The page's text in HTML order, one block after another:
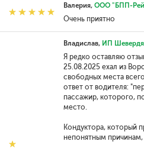
Валерия, ООО "БПП-
Очень приятно
Владислав, ИП
Я редко оставляю
25.08.2025 ехал из
свободных места
ответ от водителя:
пассажир, которого,
место.
Кондуктора, который
непонятным причинам,